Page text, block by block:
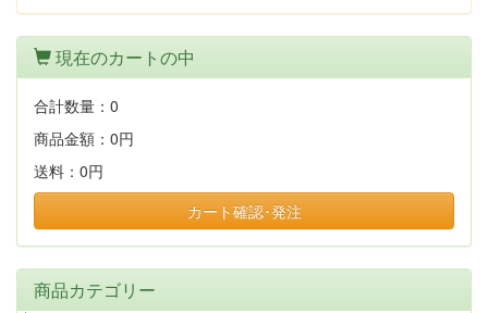
現在のカートの中
合計数量： 0
商品金額： 0円
送料： 0円
カート確認･発注
商品カテゴリー